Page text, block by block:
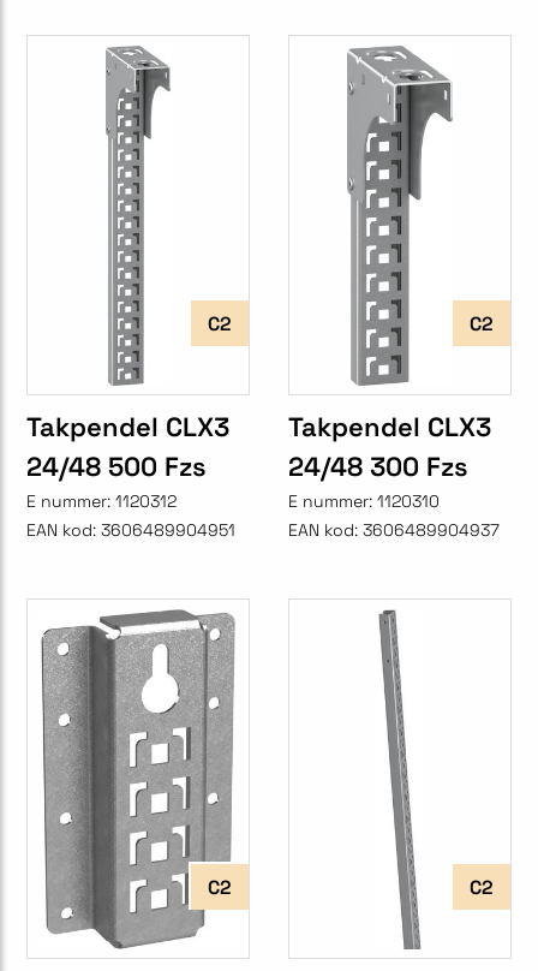
C2
Takpendel CLX3
24/48 500 Fzs
E nummer: 1120312
EAN kod: 3606489904951
C2
Takpendel CLX3
24/48 300 Fzs
E nummer: 1120310
EAN kod: 3606489904937
C2 C2